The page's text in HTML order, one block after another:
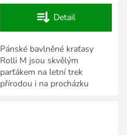
Detail
Pánské bavlněné kraťasy
Rolli M jsou skvělým
parťákem na letní trek
přírodou i na procházku